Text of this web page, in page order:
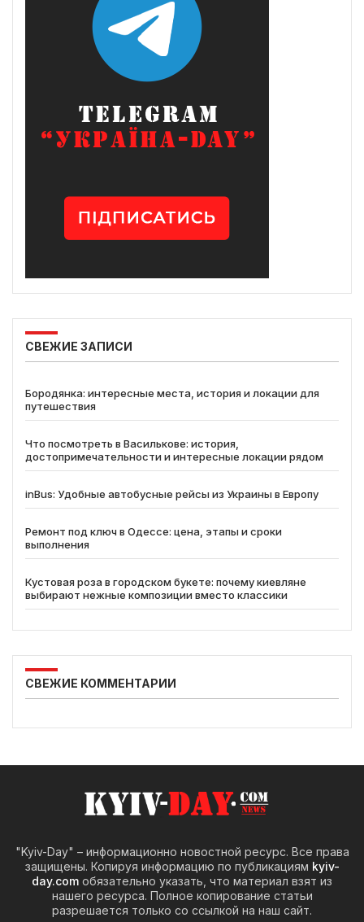
СВЕЖИЕ ЗАПИСИ
Бородянка: интересные места, история и локации для
путешествия
Что посмотреть в Василькове: история,
достопримечательности и интересные локации рядом
inBus: Удобные автобусные рейсы из Украины в Европу
Ремонт под ключ в Одессе: цена, этапы и сроки
выполнения
Кустовая роза в городском букете: почему киевляне
выбирают нежные композиции вместо классики
СВЕЖИЕ КОММЕНТАРИИ
"Kyiv-Day" – информационно новостной ресурс. Все права
защищены. Копируя информацию по публикациям kyiv-
day.com обязательно указать, что материал взят из
нашего ресурса. Полное копирование статьи
разрешается только со ссылкой на наш сайт.